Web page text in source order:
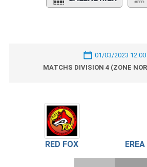
01/03/2023 12:00
MATCHS DIVISION 4 (ZONE
RED FOX